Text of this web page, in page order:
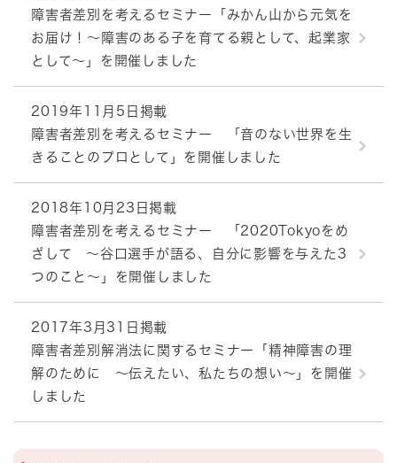
障害者差別を考えるセミナー「みかん山から元気を
お届け！～障害のある子を育てる親として、起業家
として～」を開催しました
2019年11月5日掲載
障害者差別を考えるセミナー 「音のない世界を生
きることのプロとして」を開催しました
2018年10月23日掲載
障害者差別を考えるセミナー 「2020Tokyoをめ
ざして ～谷口選手が語る、自分に影響を与えた3
つのこと～」を開催しました
2017年3月31日掲載
障害者差別解消法に関するセミナー「精神障害の理
解のために ～伝えたい、私たちの想い～」を開催
しました